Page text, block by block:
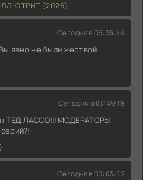
СТРИТ (2026)
Сегодня в 06:35:44
явно не были жертвой
Сегодня в 03:49:18
ТЕД ЛАССО!!!МОДЕРАТОРЫ,
Сегодня в 00:03:52